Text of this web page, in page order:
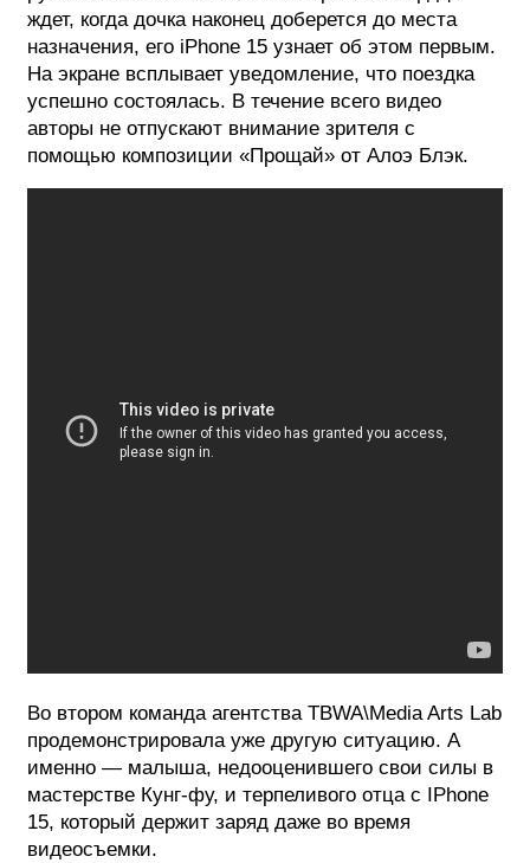
ждет, когда дочка наконец доберется до места
назначения, его iPhone 15 узнает об этом первым.
На экране всплывает уведомление, что поездка
успешно состоялась. В течение всего видео
авторы не отпускают внимание зрителя с
помощью композиции «Прощай» от Алоэ Блэк.
Во втором команда агентства TBWA\Media Arts Lab
продемонстрировала уже другую ситуацию. А
именно — малыша, недооценившего свои силы в
мастерстве Кунг-фу, и терпеливого отца с IPhone
15, который держит заряд даже во время
видеосъемки.